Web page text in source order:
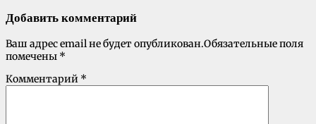
Добавить комментарий
Ваш адрес email не будет опубликован.Обязательные поля
помечены *
Комментарий *